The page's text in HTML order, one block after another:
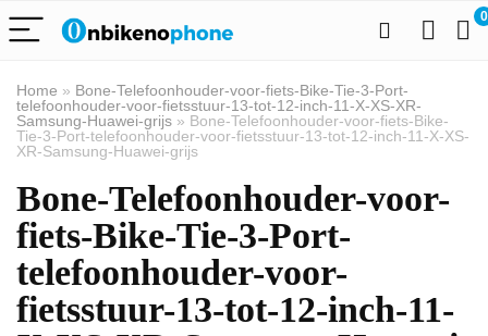
0
Home » Bone-Telefoonhouder-voor-fiets-Bike-Tie-3-Port-
telefoonhouder-voor-fietsstuur-13-tot-12-inch-11-X-XS-XR-
Samsung-Huawei-grijs » Bone-Telefoonhouder-voor-fiets-Bike-
Tie-3-Port-telefoonhouder-voor-fietsstuur-13-tot-12-inch-11-X-XS-
XR-Samsung-Huawei-grijs
Bone-Telefoonhouder-voor-
fiets-Bike-Tie-3-Port-
telefoonhouder-voor-
fietsstuur-13-tot-12-inch-11-